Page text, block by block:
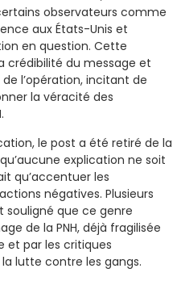
observateurs comme
aux États-Unis et
en question. Cette
crédibilité du message et
l’opération, incitant de
la véracité des
le post a été retiré de la
explication ne soit
qu’accentuer les
négatives. Plusieurs
souligné que ce genre
de la PNH, déjà fragilisée
et par les critiques
lutte contre les gangs.